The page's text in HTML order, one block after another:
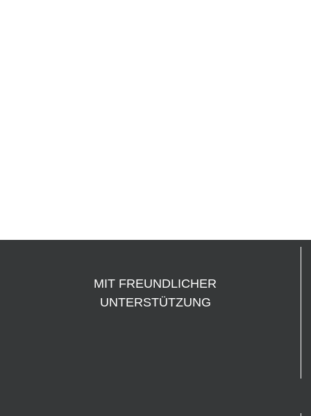
MIT FREUNDLICHER
UNTERSTÜTZUNG